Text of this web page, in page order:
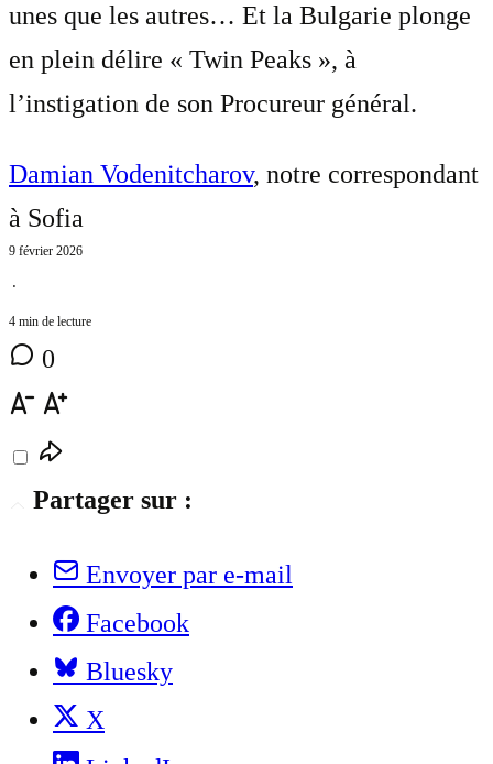
unes que les autres… Et la Bulgarie plonge
en plein délire « Twin Peaks », à
l’instigation de son Procureur général.
Damian Vodenitcharov, notre correspondant
à Sofia
9 février 2026
⋅
4 min de lecture
0
Partager sur :
Envoyer par e-mail
Facebook
Bluesky
X